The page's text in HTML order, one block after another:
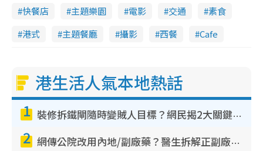
快餐店
主題樂園 電影 交通
素食
港式
主題餐廳 攝影 西餐 Cafe
港生活人氣本地熱話
1 裝修拆鐵閘隨時變賊人目標？網民揭2大關鍵用途：裝新式等於白裝？附新舊鐵閘分別
2 網傳公院改用內地/副廠藥？醫生拆解正副廠分別 揭4類人換藥隨時出事